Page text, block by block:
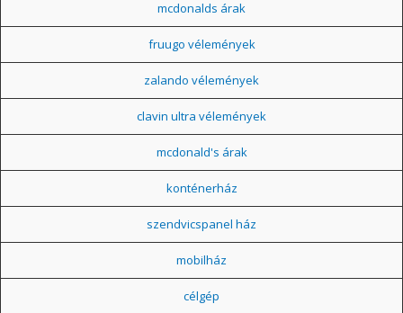
mcdonalds árak
fruugo vélemények
zalando vélemények
clavin ultra vélemények
mcdonald's árak
konténerház
szendvicspanel ház
mobilház
célgép